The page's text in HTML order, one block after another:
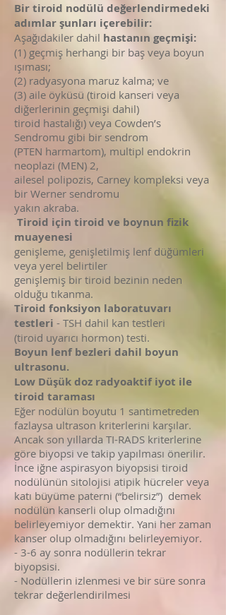
Bir tiroid nodülü değerlendirmedeki
adımlar şunları içerebilir:
Aşağıdakiler dahil hastanın geçmişi:
(1) geçmiş herhangi bir baş veya boyun
ışıması;
(2) radyasyona maruz kalma; ve
(3) aile öyküsü (tiroid kanseri veya
diğerlerinin geçmişi dahil)
tiroid hastalığı) veya Cowden’s
Sendromu gibi bir sendrom
(PTEN harmartom), multipl endokrin
neoplazi (MEN) 2,
ailesel polipozis, Carney kompleksi veya
bir Werner sendromu
yakın akraba.
Tiroid için tiroid ve boynun fizik
muayenesi
genişleme, genişletilmiş lenf düğümleri
veya yerel belirtiler
genişlemiş bir tiroid bezinin neden
olduğu tıkanma.
Tiroid fonksiyon laboratuvarı
testleri - TSH dahil kan testleri
(tiroid uyarıcı hormon) testi.
Boyun lenf bezleri dahil boyun
ultrasonu.
Low Düşük doz radyoaktif iyot ile
tiroid taraması
Eğer nodülün boyutu 1 santimetreden
fazlaysa ultrason kriterlerini karşılar.
Ancak son yıllarda TI-RADS kriterlerine
göre biyopsi ve takip yapılması önerilir.
İnce iğne aspirasyon biyopsisi tiroid
nodülünün sitolojisi atipik hücreler veya
katı büyüme paterni (“belirsiz”) demek
nodülün kanserli olup olmadığını
belirleyemiyor demektir. Yani her zaman
kanser olup olmadığını belirleyemiyor.
- 3-6 ay sonra nodüllerin tekrar
biyopsisi.
- Nodüllerin izlenmesi ve bir süre sonra
tekrar değerlendirilmesi